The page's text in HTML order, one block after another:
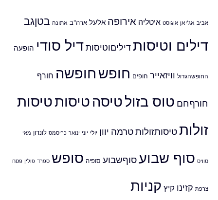
אביב אג'יאן אוגוסט איטליה אירופה אלעל ארה"ב אתונה בטןגב
דילים וטיסותדיליםוטיסותדיל סודי הופעה
החופשהגדול וויזאייר חופים חופשחופשה חורף
חורףחם טוס בזולטיסה טיסותטיסות
זולותטיסותזולותטרמה יוון יולי יוני ינואר כריסמס לונדון מאי
סוויס סוף שבועסוףשבוע סופיה סופש ספרד פולין פסח
צרפת קזינו קיץ קניות